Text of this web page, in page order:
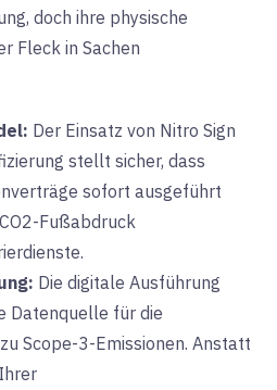
doch ihre physische
Fleck in Sachen
Der Einsatz von Nitro Sign
stellt sicher, dass
sofort ausgeführt
Fußabdruck
Die digitale Ausführung
Datenquelle für die
Scope-3-Emissionen. Anstatt